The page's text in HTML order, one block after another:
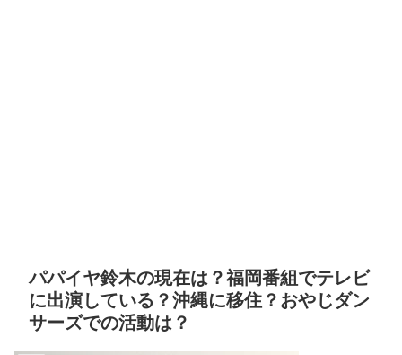
パパイヤ鈴木の現在は？福岡番組でテレビ
に出演している？沖縄に移住？おやじダン
サーズでの活動は？